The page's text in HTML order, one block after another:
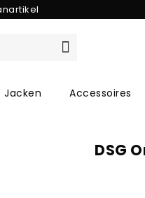
Jacken Accessoires
DSG